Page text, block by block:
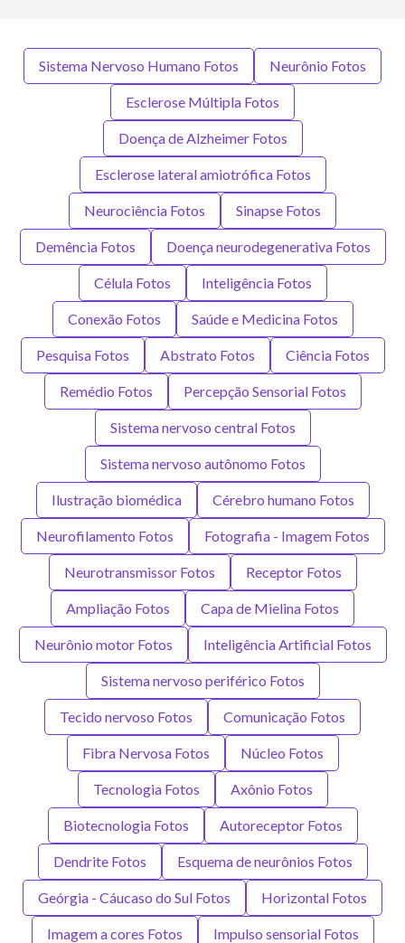
Sistema Nervoso Humano Fotos Neurônio Fotos
Esclerose Múltipla Fotos
Doença de Alzheimer Fotos
Esclerose lateral amiotrófica Fotos
Neurociência Fotos Sinapse Fotos
Demência Fotos Doença neurodegenerativa Fotos
Célula Fotos Inteligência Fotos
Conexão Fotos Saúde e Medicina Fotos
Pesquisa Fotos Abstrato Fotos Ciência Fotos
Remédio Fotos Percepção Sensorial Fotos
Sistema nervoso central Fotos
Sistema nervoso autônomo Fotos
Ilustração biomédica Cérebro humano Fotos
Neurofilamento Fotos Fotografia - Imagem Fotos
Neurotransmissor Fotos Receptor Fotos
Ampliação Fotos Capa de Mielina Fotos
Neurônio motor Fotos Inteligência Artificial Fotos
Sistema nervoso periférico Fotos
Tecido nervoso Fotos Comunicação Fotos
Fibra Nervosa Fotos Núcleo Fotos
Tecnologia Fotos Axônio Fotos
Biotecnologia Fotos Autoreceptor Fotos
Dendrite Fotos Esquema de neurônios Fotos
Geórgia - Cáucaso do Sul Fotos Horizontal Fotos
Imagem a cores Fotos Impulso sensorial Fotos